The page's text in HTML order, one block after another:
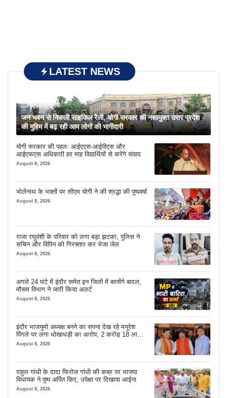
LATEST NEWS
August 8, 2026
जन भवन से निकली साइकिल रैली, योगी सरकार की नशामुक्त उत्तर प्रदेश
की मुहिम में बढ़ रही आम लोगों की भागीदारी
योगी सरकार की पहलः आईएएस-आईपीएस और
आईएफएस अधिकारी हर माह विद्यार्थियों से करेंगे संवाद
August 8, 2026
भोलेनाथ के भक्तों पर सीएम योगी ने की श्रद्धा की पुष्पवर्षा
August 8, 2026
राजा रघुवंशी के परिवार को लगा बड़ा झटका, पुलिस ने
सचिन और विपिन को गिरफ्तार कर भेजा जेल
August 8, 2026
अगले 24 घंटे में इंदौर समेत इन जिलों में बरसेंगे बादल,
मौसम विभाग ने जारी किया अलर्ट
August 8, 2026
इंदौर भाजयुमो अध्यक्ष बनने का सपना देख रहे मयूरेश
पिंगले पर लगा धोखाधड़ी का आरोप, 2 करोड़ 18 लाख
लेने के बाद भी नहीं दिया जमीन का कब्जा
August 8, 2026
राहुल गांधी के दादा फिरोज गांधी की कब्र पर भाजपा
विधायक ने पुष्प अर्पित किए, उपेक्षा पर दिखाया आईना
August 8, 2026